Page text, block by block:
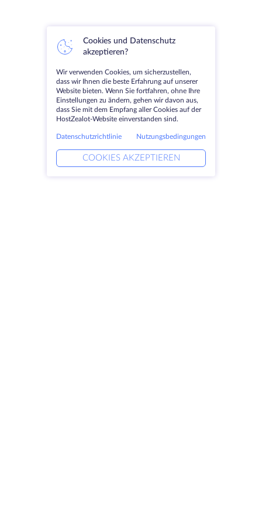
Cookies und Datenschutz
akzeptieren?
Wir verwenden Cookies, um sicherzustellen,
dass wir Ihnen die beste Erfahrung auf unserer
Website bieten. Wenn Sie fortfahren, ohne Ihre
Einstellungen zu ändern, gehen wir davon aus,
dass Sie mit dem Empfang aller Cookies auf der
HostZealot-Website einverstanden sind.
Datenschutzrichtlinie Nutzungsbedingungen
COOKIES AKZEPTIEREN